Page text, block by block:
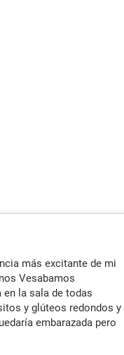
más excitante de mi
Vesabamos
la sala de todas
y glúteos redondos y
embarazada pero